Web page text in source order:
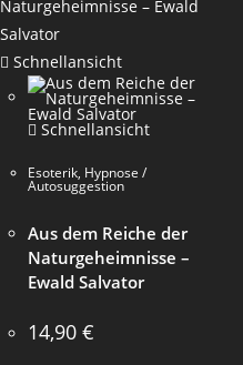
Schnellansicht
Schnellansicht
Esoterik, Hypnose /
Autosuggestion
Aus dem Reiche der
Naturgeheimnisse –
Ewald Salvator
14,90 €